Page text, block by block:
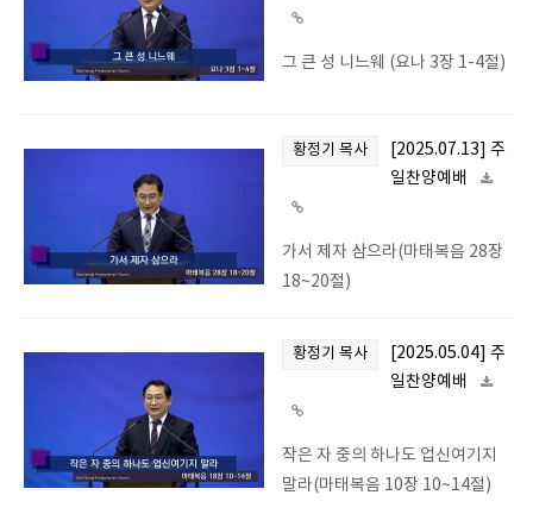
그 큰 성 니느웨 (요나 3장 1-4절)
황정기 목사
[2025.07.13] 주
일찬양예배
가서 제자 삼으라(마태복음 28장
18~20절)
황정기 목사
[2025.05.04] 주
일찬양예배
작은 자 중의 하나도 업신여기지
말라(마태복음 10장 10~14절)